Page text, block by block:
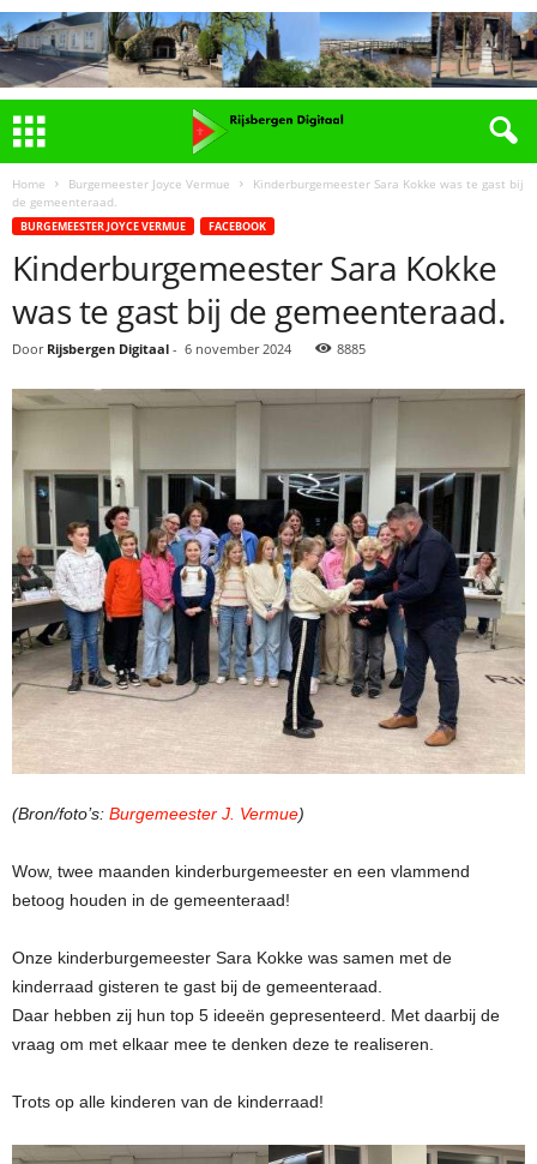
Home Burgemeester Joyce Vermue
Kinderburgemeester Sara Kokke was te gast bij
de gemeenteraad.
BURGEMEESTER JOYCE VERMUE FACEBOOK
Kinderburgemeester Sara Kokke
was te gast bij de gemeenteraad.
Door Rijsbergen Digitaal - 6 november 2024 8885
(Bron/foto’s: Burgemeester J. Vermue)
Wow, twee maanden kinderburgemeester en een vlammend
betoog houden in de gemeenteraad!
Onze kinderburgemeester Sara Kokke was samen met de
kinderraad gisteren te gast bij de gemeenteraad.
Daar hebben zij hun top 5 ideeën gepresenteerd. Met daarbij de
vraag om met elkaar mee te denken deze te realiseren.
Trots op alle kinderen van de kinderraad!